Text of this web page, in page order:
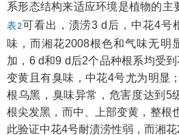
系形态结构来适应环境是植物的主
表2可看出，渍涝3 d后，中花4号
味，而湘花2008根色和气味无明
加，6 d和9 d后2个品种根系均受
变黄且有臭味，中花4号尤为明显
根乌黑，臭味异常，危害度达到5
根尖发黑，而中、上部变黄，整根
此验证中花4号耐渍涝性弱，而湘花